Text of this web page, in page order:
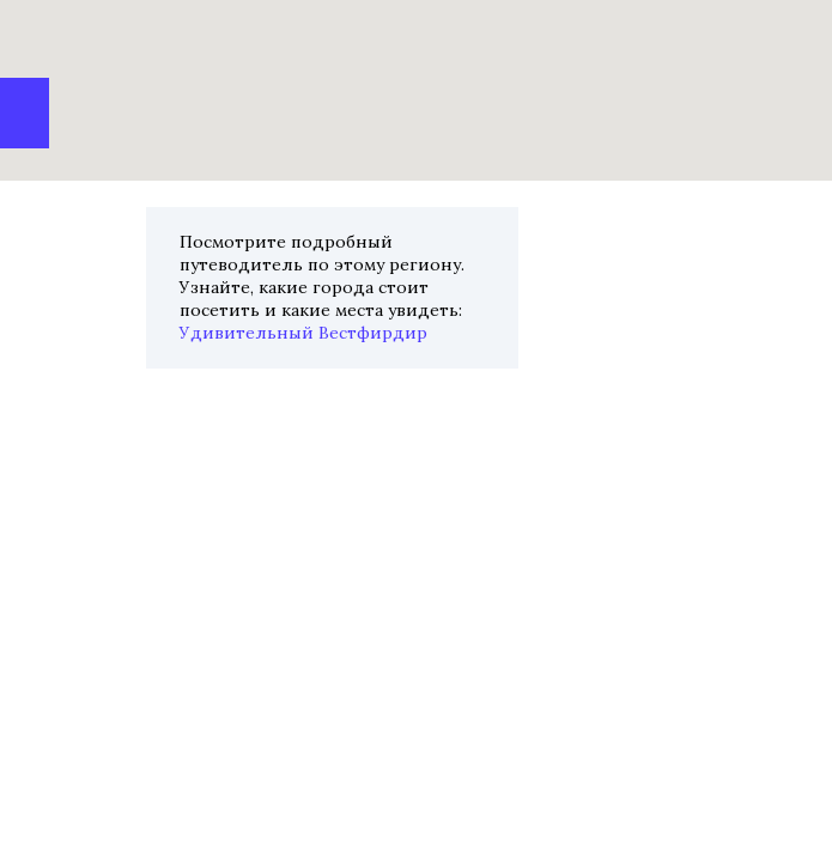
Посмотрите подробный
путеводитель по этому региону.
Узнайте, какие города стоит
посетить и какие места увидеть:
Удивительный Вестфирдир